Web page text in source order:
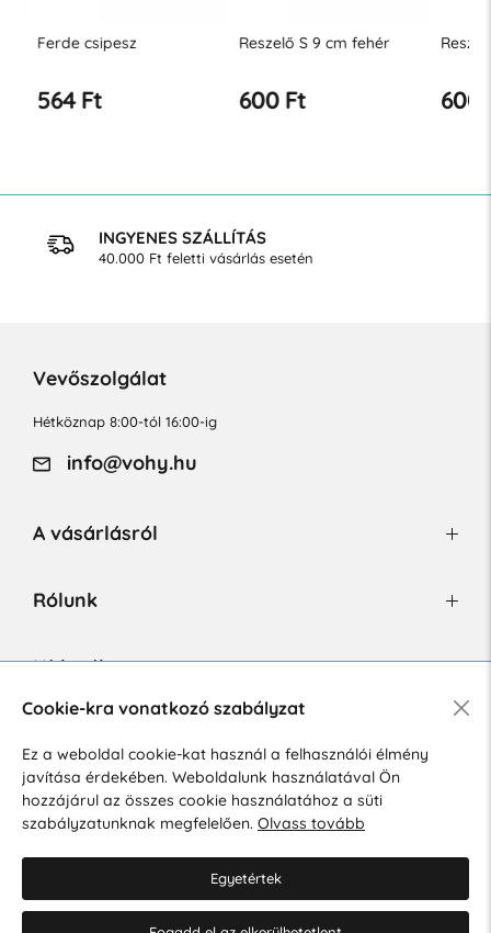
Ferde csipesz
564 Ft
Reszelő S 9 cm fehér
600 Ft 600 Ft
INGYENES SZÁLLÍTÁS
40.000 Ft feletti vásárlás esetén
Vevőszolgálat
Hétköznap 8:00-tól 16:00-ig
info@vohy.hu
A vásárlásról
Rólunk
Hírlevél
Hozzájárulok a személyes adatok marketing célú kezeléséhez.
Személyes adatok védelmére vonatkozó szabályzat.
Cookie-kra vonatkozó szabályzat
Ez a weboldal cookie-kat használ a felhasználói élmény
javítása érdekében. Weboldalunk használatával Ön
hozzájárul az összes cookie használatához a süti
szabályzatunknak megfelelően. Olvass tovább
Egyetértek